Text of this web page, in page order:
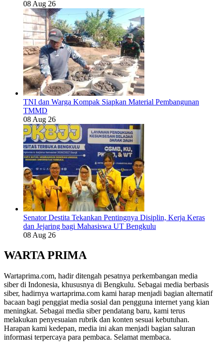
08 Aug 26
TNI dan Warga Kompak Siapkan Material Pembangunan
TMMD
08 Aug 26
Senator Destita Tekankan Pentingnya Disiplin, Kerja Keras
dan Jejaring bagi Mahasiswa UT Bengkulu
08 Aug 26
WARTA PRIMA
Wartaprima.com, hadir ditengah pesatnya perkembangan media
siber di Indonesia, khususnya di Bengkulu. Sebagai media berbasis
siber, hadirnya wartaprima.com kami harap menjadi bagian alternatif
bacaan bagi penggiat media sosial dan pengguna internet yang kian
meningkat. Sebagai media siber pendatang baru, kami terus
melakukan penyesuaian rubrik dan konten sesuai kebutuhan.
Harapan kami kedepan, media ini akan menjadi bagian saluran
informasi terpercaya para pembaca. Selamat membaca.